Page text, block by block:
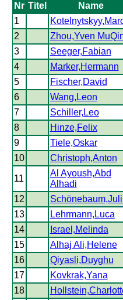
Nr Titel Name
1
2
Zhou,Yven
3
Seeger,Fabian
4
Marker,Hermann
5
Fischer,David
6
Wang,Leon
7
Schiller,Leo
8
Hinze,Felix
9
Tiele,Oskar
10
Christoph,Anton
11
Al Ayoush,Abd
Alhadi
12
13
Lehrmann,Luca
14
Israel,Melinda
15
Alhaj Ali,Helene
16
Qiyasli,Duyghu
17
Kovkrak,Yana
18